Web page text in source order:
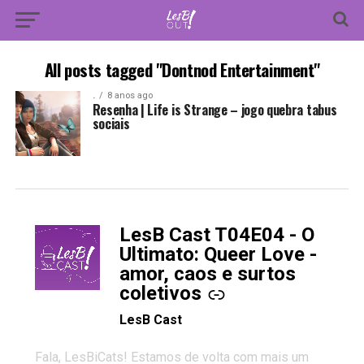
All posts tagged "Dontnod Entertainment"
. 8 anos ago
Resenha | Life is Strange – jogo quebra tabus
sociais
LesB Cast T04E04 - O
Ultimato: Queer Love -
amor, caos e surtos
coletivos
-
LesB Cast
Fala, LesBiCats! Estamos de volta com mais um